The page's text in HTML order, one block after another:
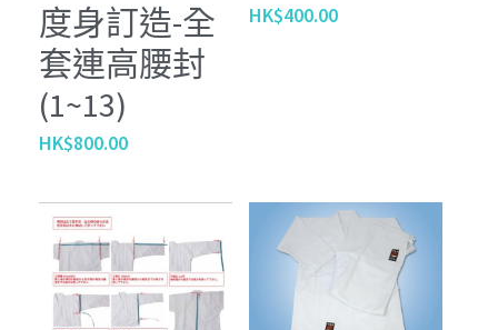
度身訂造-全
套連高腰封
(1~13)
HK$800.00
HK$400.00